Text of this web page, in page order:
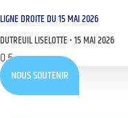
LIGNE DROITE DU 15 MAI 2026
DUTREUIL LISELOTTE 15 MAI 2026
NOUS SOUTENIR